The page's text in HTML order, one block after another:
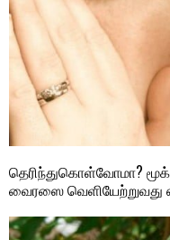
தெரிந்துகொள்வோமா?
வைரஸை வெளியேற்றுவது